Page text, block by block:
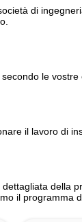
di
le vostre
il lavoro di
dettagliata della
il programma